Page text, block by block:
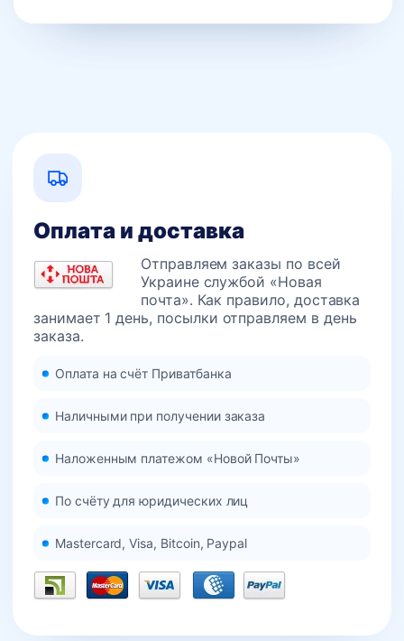
Оплата и доставка
Отправляем заказы по всей
Украине службой «Новая
почта». Как правило, доставка
занимает 1 день, посылки отправляем в день
заказа.
Оплата на счёт Приватбанка
Наличными при получении заказа
Наложенным платежом «Новой Почты»
По счёту для юридических лиц
Mastercard, Visa, Bitcoin, Paypal